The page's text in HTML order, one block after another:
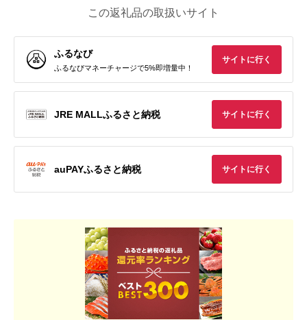
この返礼品の取扱いサイト
ふるなび
ふるなびマネーチャージで5%即増量中！
サイトに行く
JRE MALLふるさと納税 サイトに行く
auPAYふるさと納税 サイトに行く